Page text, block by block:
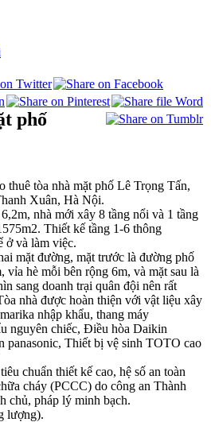
phố
thuê tòa nhà mặt phố Lê Trọng Tấn,
Xuân, Hà Nội.
nhà mới xây 8 tầng nổi và 1 tầng
Thiết kế tầng 1-6 thông
ở và làm việc.
mặt đường, mặt trước là đường phố
hè mỗi bên rộng 6m, và mặt sau là
sang doanh trại quân đội nên rất
nhà được hoàn thiện với vật liệu xây
nhập khẩu, thang máy
nguyên chiếc, Điều hòa Daikin
panasonic, Thiết bị vệ sinh TOTO cao
chuẩn thiết kế cao, hệ số an toàn
cháy (PCCC) do công an Thành
chủ, pháp lý minh bạch.
lượng).